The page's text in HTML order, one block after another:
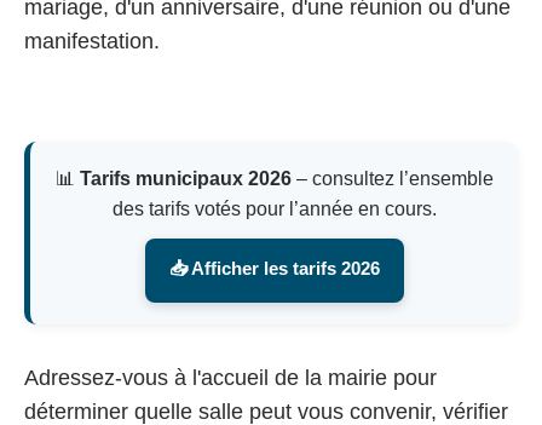
mariage, d'un anniversaire, d'une réunion ou d'une
manifestation.
📊 Tarifs municipaux 2026– consultez l’ensemble
des tarifs votés pour l’année en cours.
📥 Afficher les tarifs 2026
Adressez-vous à l'accueil de la mairie pour
déterminer quelle salle peut vous convenir, vérifier